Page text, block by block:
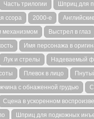
Часть трилогии
Шприц для
ссора 2000-е
механизмом Выстрел в глаз
Имя персонажа в
Лук и стрелы Надеваемый
Плевок в лицо
с обнаженной грудью
Сцена в ускоренном
Шприц для подкожных